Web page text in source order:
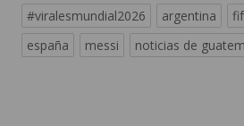
#viralesmundial2026
argentina
españa
messi noticias de